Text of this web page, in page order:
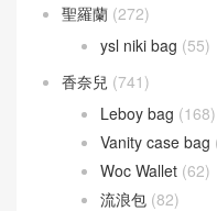
聖羅蘭 (272)
ysl niki bag (55)
香奈兒 (741)
Leboy bag (168)
Vanity case bag
Woc Wallet (62)
流浪包 (82)